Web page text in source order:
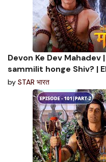
Devon Ke Dev Mahadev
sammilit honge Shiv? |
by STAR भारत